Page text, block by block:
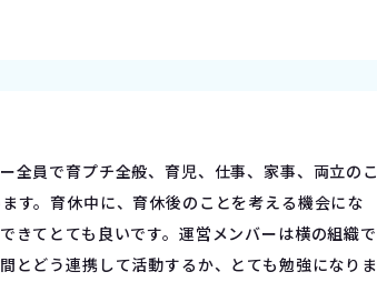
員で育プチ全般、育児、仕事、家事、両立のこ
す。育休中に、育休後のことを考える機会にな
きてとても良いです。運営メンバーは横の組織で
とどう連携して活動するか、とても勉強になりま